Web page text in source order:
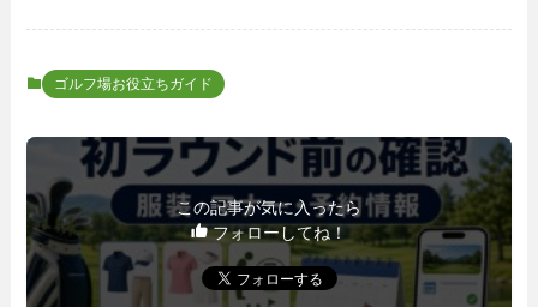
ゴルフ場お役立ちガイド
この記事が気に入ったら
フォローしてね！